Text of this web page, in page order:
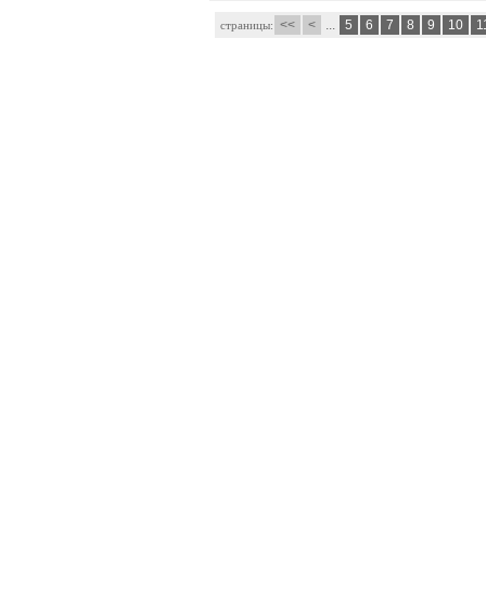
страницы: << < ... 5 6 7 8 9 10